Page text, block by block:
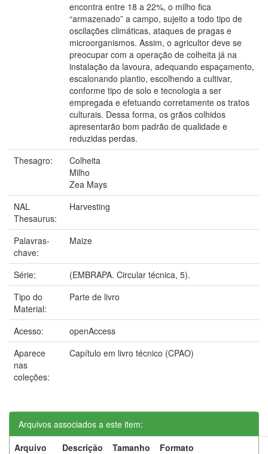
encontra entre 18 a 22%, o milho fica
“armazenado” a campo, sujeito a todo tipo de
oscilações climáticas, ataques de pragas e
microorganismos. Assim, o agricultor deve se
preocupar com a operação de colheita já na
instalação da lavoura, adequando espaçamento,
escalonando plantio, escolhendo a cultivar,
conforme tipo de solo e tecnologia a ser
empregada e efetuando corretamente os tratos
culturais. Dessa forma, os grãos colhidos
apresentarão bom padrão de qualidade e
reduzidas perdas.
Thesagro:
Colheita
Milho
Zea Mays
NAL
Thesaurus:
Harvesting
Palavras-
chave:
Maize
Série:
(EMBRAPA. Circular técnica, 5).
Tipo do
Material:
Parte de livro
Acesso:
openAccess
Aparece
nas
coleções:
Capítulo em livro técnico (CPAO)
Arquivos associados a este item:
Arquivo
Descrição Tamanho
Formato